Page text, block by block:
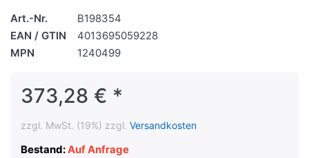
Art.-Nr.
B198354
EAN / GTIN
4013695059228
MPN
1240499
373,28 € *
zzgl. MwSt. (19%) zzgl. Versandkosten
Bestand:Auf Anfrage